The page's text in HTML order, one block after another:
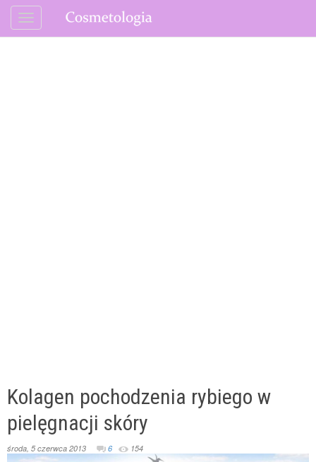
Kolagen pochodzenia rybiego w
pielęgnacji skóry
środa, 5 czerwca 2013 6 154